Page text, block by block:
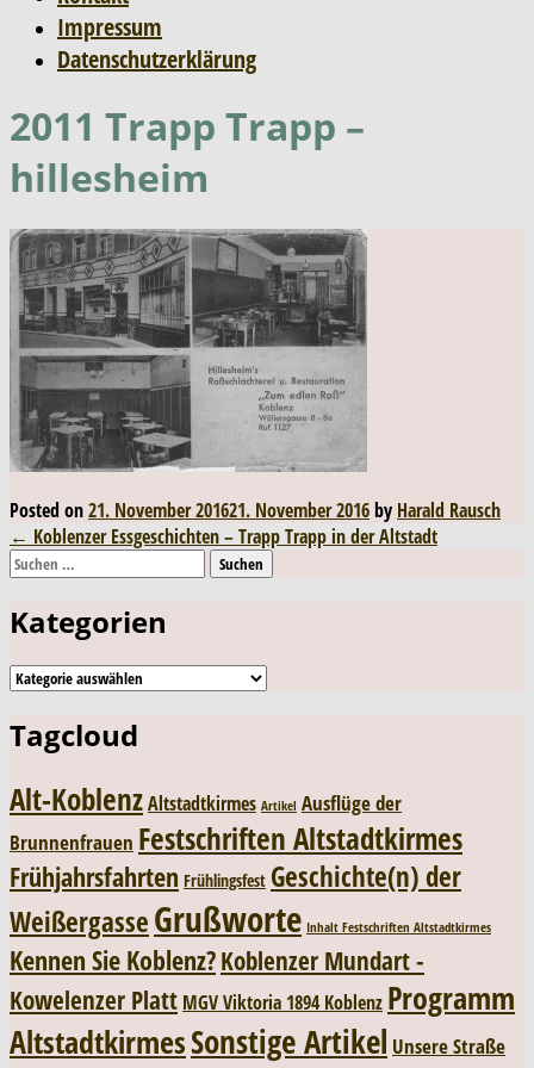
Impressum
Datenschutzerklärung
2011 Trapp Trapp –
hillesheim
Posted on21. November 201621. November 2016by Harald Rausch
Post
navigation
← Koblenzer Essgeschichten – Trapp Trapp in der Altstadt
Suchen
nach:
Kategorien
Kategorien
Tagcloud
Alt-KoblenzAltstadtkirmes Artikel Ausflüge der
Brunnenfrauen Festschriften Altstadtkirmes
Frühjahrsfahrten Frühlingsfest Geschichte(n) der
WeißergasseGrußworte Inhalt Festschriften Altstadtkirmes
Kennen Sie Koblenz?Koblenzer Mundart -
Kowelenzer Platt MGV Viktoria 1894 Koblenz Programm
AltstadtkirmesSonstige Artikel Unsere Straße